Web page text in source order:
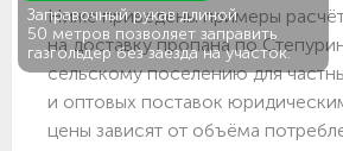
Заправочный рукав длиной
50 метров позволяет заправить
газгольдер без заезда на участок.
Ниже приведены примеры
на доставку пропана по
сельскому поселению для
и оптовых поставок
цены зависят от объёма